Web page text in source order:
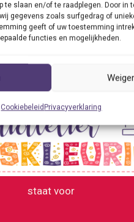
te slaan en/of te raadplegen. Door in
gegevens zoals surfgedrag of
geeft of uw toestemming
functies en mogelijkheden.
Cookiebeleid Privacyverklaring
staat voor